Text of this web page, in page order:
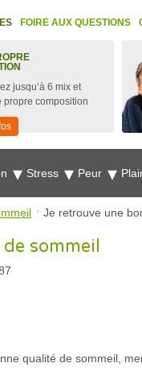
FOIRE AUX QUESTIONS
jusqu’à 6 mix et
propre composition
Stress Peur
Je retrouve une
sommeil
qualité de sommeil,